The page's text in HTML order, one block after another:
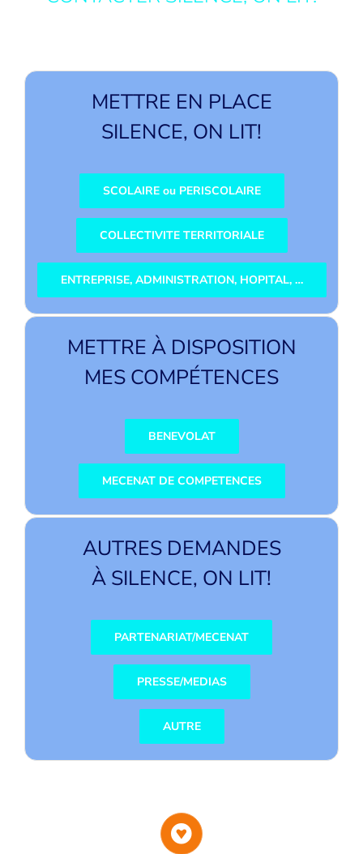
METTRE EN PLACE
SILENCE, ON LIT!
SCOLAIRE ou PERISCOLAIRE
COLLECTIVITE TERRITORIALE
ENTREPRISE, ADMINISTRATION, HOPITAL, …
METTRE À DISPOSITION
MES COMPÉTENCES
BENEVOLAT
MECENAT DE COMPETENCES
AUTRES DEMANDES
À SILENCE, ON LIT!
PARTENARIAT/MECENAT
PRESSE/MEDIAS
AUTRE